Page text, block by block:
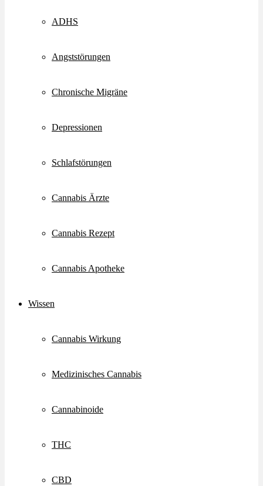
ADHS
Angststörungen
Chronische Migräne
Depressionen
Schlafstörungen
Cannabis Ärzte
Cannabis Rezept
Cannabis Apotheke
Wissen
Cannabis Wirkung
Medizinisches Cannabis
Cannabinoide
THC
CBD